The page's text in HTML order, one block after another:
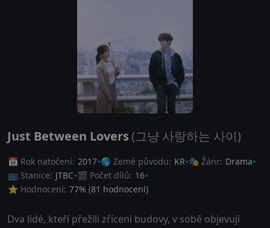
Just Between Lovers (그냥 사랑하는 사이)
📅 Rok natočení: 2017 🌎 Země původu: KR 🎭 Žánr: Drama
📺 Stanice: JTBC 🎬 Počet dílů: 16
⭐ Hodnocení: 77% (81 hodnocení)
Dva lidé, kteří přežili zřícení budovy, v sobě objevují